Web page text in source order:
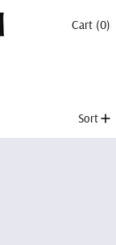
Cart (0)
Sort